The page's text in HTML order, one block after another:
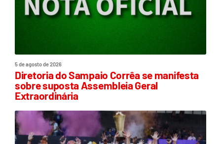
5 de agosto de 2026
Diretoria do Sampaio Corrêa se manifesta
sobre suposta Assembleia Geral
Extraordinária